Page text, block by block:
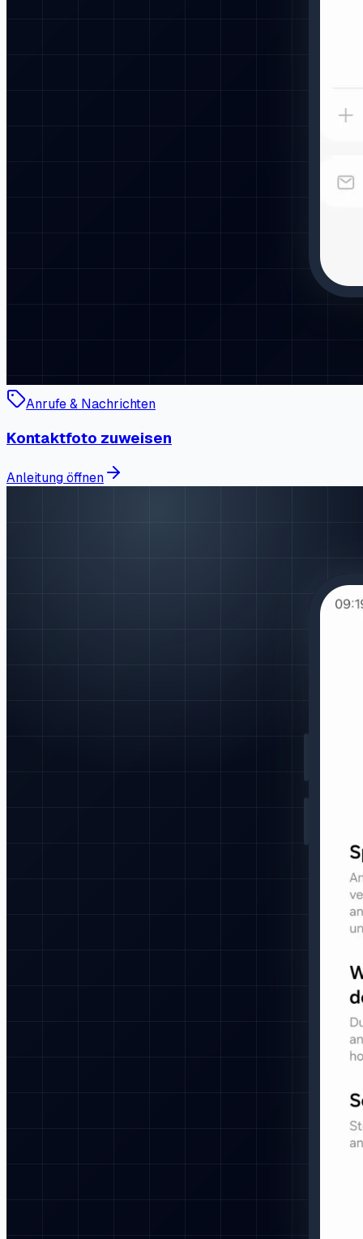
Anrufe & Nachrichten
Kontaktfoto zuweisen
Anleitung öffnen